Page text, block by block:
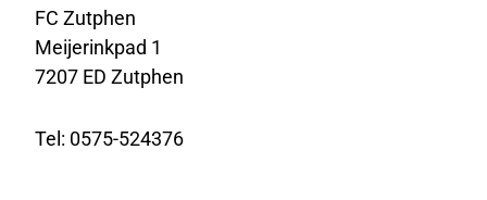
FC Zutphen
Meijerinkpad 1
7207 ED Zutphen
Tel: 0575-524376